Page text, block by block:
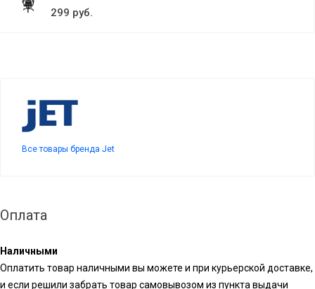
299 руб.
Все товары бренда Jet
Оплата
Наличными
Оплатить товар наличными вы можете и при курьерской доставке,
и если решили забрать товар самовывозом из пункта выдачи